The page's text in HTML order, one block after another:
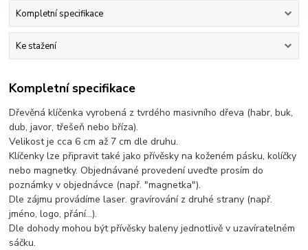
Kompletní specifikace
Ke stažení
Kompletní specifikace
Dřevěná klíčenka vyrobená z tvrdého masivního dřeva (habr, buk,
dub, javor, třešeň nebo bříza).
Velikost je cca 6 cm až 7 cm dle druhu.
Klíčenky lze připravit také jako přívěsky na koženém pásku, kolíčky
nebo magnetky. Objednávané provedení uveďte prosím do
poznámky v objednávce (např. "magnetka").
Dle zájmu provádíme laser. gravírování z druhé strany (např.
jméno, logo, přání...).
Dle dohody mohou být přívěsky baleny jednotlivě v uzavíratelném
sáčku.